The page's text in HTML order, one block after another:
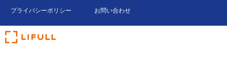
プライバシーポリシー お問い合わせ